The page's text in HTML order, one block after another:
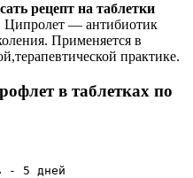
рецепт на таблетки
Ципролет — антибиотик
Применяется в
практике.
в таблетках по
- 5 дней